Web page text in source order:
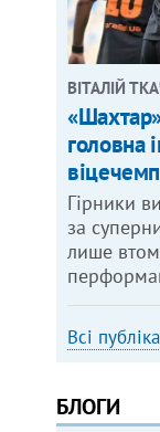
ВІТАЛІЙ
головна
Гірники
за
лише
Всі
БЛОГИ